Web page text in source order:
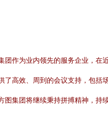
团作为业内领先的服务企业，在
了高效、周到的会议支持，包括
图集团将继续秉持拼搏精神，持